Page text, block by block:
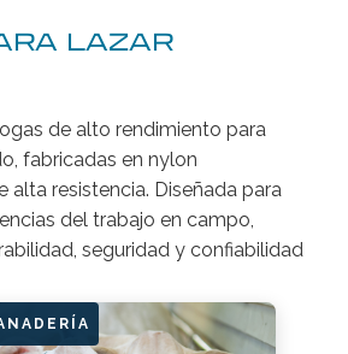
LAZAR
de alto rendimiento para
fabricadas en nylon
alta resistencia. Diseñada para
del trabajo en campo,
seguridad y confiabilidad